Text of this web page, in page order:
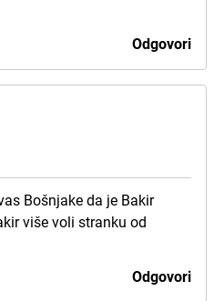
Odgovori
Bošnjake da je Bakir
više voli stranku od
Odgovori